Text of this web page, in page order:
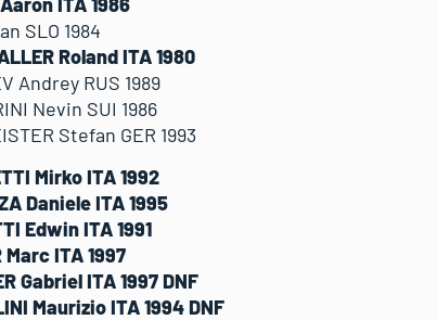
SLO 1984
Roland ITA 1980
Andrey RUS 1989
Nevin SUI 1986
Stefan GER 1993
Mirko ITA 1992
Daniele ITA 1995
Edwin ITA 1991
Marc ITA 1997
Gabriel ITA 1997 DNF
Maurizio ITA 1994 DNF